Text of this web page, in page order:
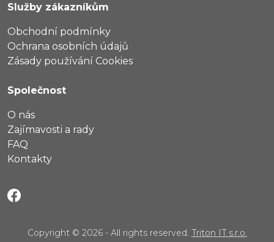
Služby zákazníkům
Obchodní podmínky
Ochrana osobních údajů
Zásady používání Cookies
Společnost
O nás
Zajímavosti a rady
FAQ
Kontakty
Copyright © 2026 - All rights reserved. Triton IT s.r.o.